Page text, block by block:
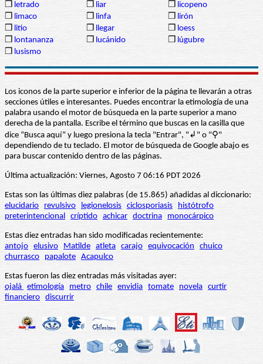
❒ letrado ❒ liar ❒ licopeno
❒ limaco ❒ linfa ❒ lirón
❒ litio ❒ llegar ❒ loess
❒ lontananza ❒ lucánido ❒ lúgubre
❒ lusismo
Los iconos de la parte superior e inferior de la página te llevarán a otras
secciones útiles e interesantes. Puedes encontrar la etimología de una
palabra usando el motor de búsqueda en la parte superior a mano
derecha de la pantalla. Escribe el término que buscas en la casilla que
dice “Busca aquí” y luego presiona la tecla "Entrar", "↲" o "⚲"
dependiendo de tu teclado. El motor de búsqueda de Google abajo es
para buscar contenido dentro de las páginas.
Última actualización: Viernes, Agosto 7 06:16 PDT 2026
Estas son las últimas diez palabras (de 15.865) añadidas al diccionario:
elucidario
revulsivo legionelosis ciclosporiasis
histótrofo
preterintencional críptido achicar doctrina monocárpico
Estas diez entradas han sido modificadas recientemente:
antojo elusivo Matilde atleta carajo equivocación
chuico
churrasco
papalote Acapulco
Estas fueron las diez entradas más visitadas ayer:
ojalá etimología metro chile envidia tomate novela curtir
financiero discurrir